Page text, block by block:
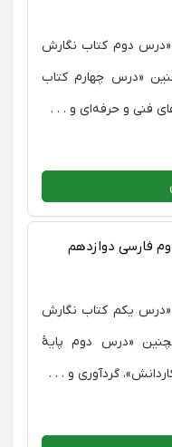
باشه نظرم، اگر دکتر
«درس دوم کتاب نگارش
«درس چهارم کتاب
فنی و حرفه‌ای و . . .
فارسی دوازدهم
«درس یکم کتاب نگارش
«درس دوم پایهٔ
گردآوری و . . .